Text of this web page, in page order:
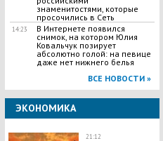
знаменитостями, которые
просочились в Сеть
14:23
В Интернете появился
снимок, на котором Юлия
Ковальчук позирует
абсолютно голой: на певице
даже нет нижнего белья
ВСЕ НОВОСТИ »
ЭКОНОМИКА
21:12